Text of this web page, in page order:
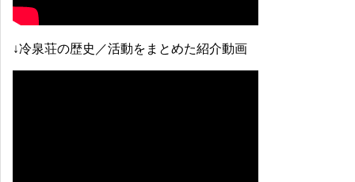
↓冷泉荘の歴史／活動をまとめた紹介動画